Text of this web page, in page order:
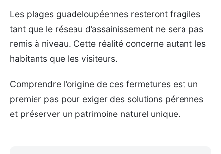
Les plages guadeloupéennes resteront fragiles
tant que le réseau d’assainissement ne sera pas
remis à niveau. Cette réalité concerne autant les
habitants que les visiteurs.
Comprendre l’origine de ces fermetures est un
premier pas pour exiger des solutions pérennes
et préserver un patrimoine naturel unique.